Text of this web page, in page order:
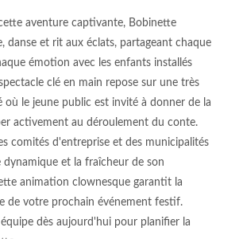
aventure captivante, Bobinette
danse et rit aux éclats, partageant chaque
émotion avec les enfants installés
clé en main repose sur une très
où le jeune public est invité à donner de la
activement au déroulement du conte.
comités d'entreprise et des municipalités
et la fraîcheur de son
animation clownesque garantit la
de votre prochain événement festif.
dès aujourd'hui pour planifier la